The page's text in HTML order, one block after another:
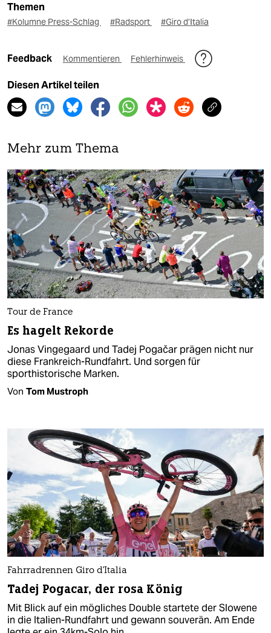
Themen
#Kolumne Press-Schlag #Radsport #Giro d’Italia
Feedback Kommentieren Fehlerhinweis
Diesen Artikel teilen
Mehr zum Thema
Tour de France
Es hagelt Rekorde
Jonas Vingegaard und Tadej Pogačar prägen nicht nur
diese Frankreich-Rundfahrt. Und sorgen für
sporthistorische Marken.
Von Tom Mustroph
Fahrradrennen Giro d'Italia
Tadej Pogacar, der rosa König​
Mit Blick auf ein mögliches Double startete der Slowene
in die Italien-Rundfahrt und gewann souverän. Am Ende